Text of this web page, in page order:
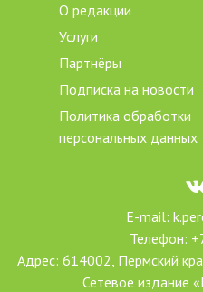
О редакции
Услуги
Партнёры
Подписка на новости
Политика обработки
персональных данных
E-mail:
Телефон:
Адрес: 614002, Пермский
Сетевое издание